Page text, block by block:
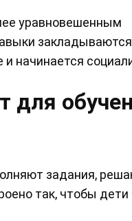
уравновешенным
начинается
для
задания,
так, чтобы дети